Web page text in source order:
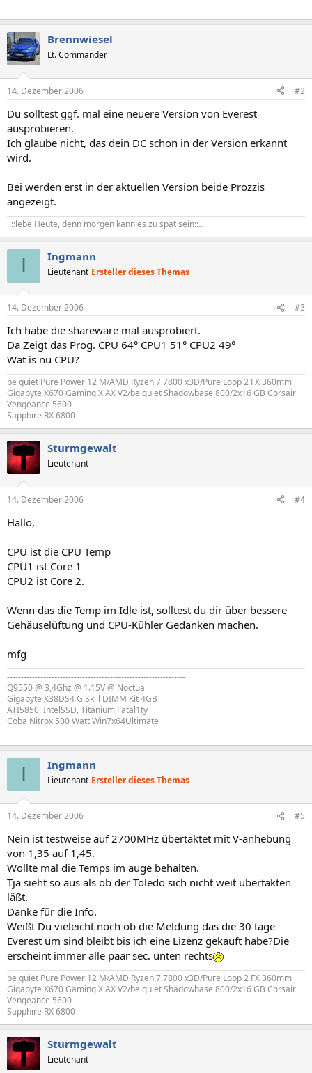
Brennwiesel
Lt. Commander
14. Dezember 2006 #2
Du solltest ggf. mal eine neuere Version von Everest
ausprobieren.
Ich glaube nicht, das dein DC schon in der Version erkannt
wird.
Bei werden erst in der aktuellen Version beide Prozzis
angezeigt.
..::lebe Heute, denn morgen kann es zu spät sein::..
I Ingmann
Lieutenant Ersteller dieses Themas
14. Dezember 2006 #3
Ich habe die shareware mal ausprobiert.
Da Zeigt das Prog. CPU 64° CPU1 51° CPU2 49°
Wat is nu CPU?
be quiet Pure Power 12 M/AMD Ryzen 7 7800 x3D/Pure Loop 2 FX 360mm
Gigabyte X670 Gaming X AX V2/be quiet Shadowbase 800/2x16 GB Corsair
Vengeance 5600
Sapphire RX 6800
Sturmgewalt
Lieutenant
14. Dezember 2006 #4
Hallo,
CPU ist die CPU Temp
CPU1 ist Core 1
CPU2 ist Core 2.
Wenn das die Temp im Idle ist, solltest du dir über bessere
Gehäuselüftung und CPU-Kühler Gedanken machen.
mfg
----------------------------------------------------------------
Q9550 @ 3,4Ghz @ 1.15V @ Noctua
Gigabyte X38DS4 G.Skill DIMM Kit 4GB
ATI5850, IntelSSD, Titanium Fatal1ty
Coba Nitrox 500 Watt Win7x64Ultimate
----------------------------------------------------------------
I Ingmann
Lieutenant Ersteller dieses Themas
14. Dezember 2006 #5
Nein ist testweise auf 2700MHz übertaktet mit V-anhebung
von 1,35 auf 1,45.
Wollte mal die Temps im auge behalten.
Tja sieht so aus als ob der Toledo sich nicht weit übertakten
läßt.
Danke für die Info.
Weißt Du vieleicht noch ob die Meldung das die 30 tage
Everest um sind bleibt bis ich eine Lizenz gekauft habe?Die
erscheint immer alle paar sec. unten rechts
be quiet Pure Power 12 M/AMD Ryzen 7 7800 x3D/Pure Loop 2 FX 360mm
Gigabyte X670 Gaming X AX V2/be quiet Shadowbase 800/2x16 GB Corsair
Vengeance 5600
Sapphire RX 6800
Sturmgewalt
Lieutenant